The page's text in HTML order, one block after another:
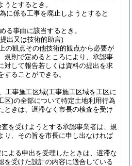
うとするとき。
に係る工事を廃止しようとすると
る事由に該当するとき。
出又は技術的助言)
の観点その他技術的観点から必要が
規則で定めるところにより、承認事
対して報告若しくは資料の提出を求
ることができる。
工事施工区域(工事施工区域を工区に
区)の全部について特定土地利用行為
ときは、遅滞なく市長の検査を受け
を受けようとする承認事業者は、規
り、その旨を市長に申し出なければ
よる申出を受理したときは、遅滞な
を受けた設計の内容に適合している